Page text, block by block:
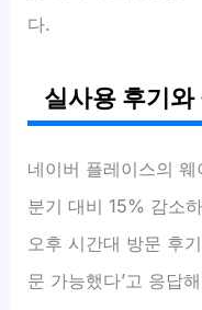
다.
실사용 후기
네이버 플레이스의
분기 대비 15% 감소
오후 시간대 방문 후
문 가능했다’고 응답